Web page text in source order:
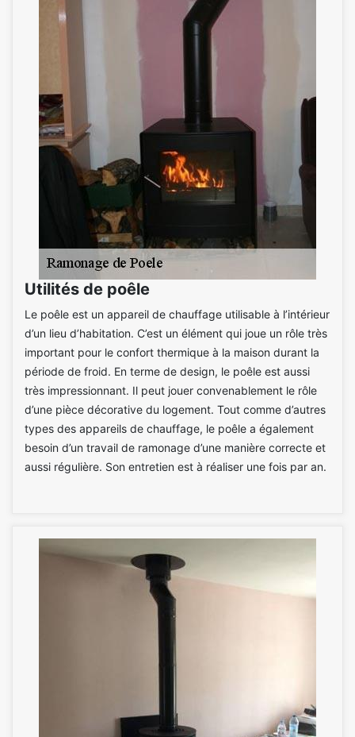
Utilités de poêle
Le poêle est un appareil de chauffage utilisable à l’intérieur
d’un lieu d’habitation. C’est un élément qui joue un rôle très
important pour le confort thermique à la maison durant la
période de froid. En terme de design, le poêle est aussi
très impressionnant. Il peut jouer convenablement le rôle
d’une pièce décorative du logement. Tout comme d’autres
types des appareils de chauffage, le poêle a également
besoin d’un travail de ramonage d’une manière correcte et
aussi régulière. Son entretien est à réaliser une fois par an.